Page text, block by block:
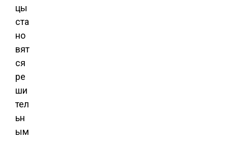
цы
ста
но
вят
ся
ре
ши
тел
ьн
ым